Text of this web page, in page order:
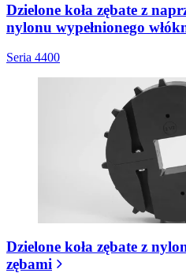
Dzielone koła zębate z
nylonu wypełnionego
Seria 4400
Dzielone koła zębate z
zębami